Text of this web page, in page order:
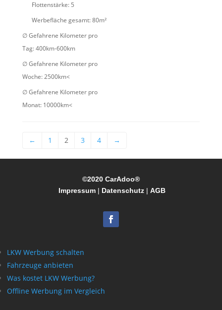
Flottenstärke: 5
Werbefläche gesamt:80m²
∅ Gefahrene Kilometer pro
Tag:400km-600km
∅ Gefahrene Kilometer pro
Woche:2500km<
∅ Gefahrene Kilometer pro
Monat: 10000km<
← 1 2 3 4 →
©2020 CarAdoo®
Impressum | Datenschutz | AGB
LKW Werbung schalten
Fahrzeuge anbieten
Was kostet LKW Werbung?
Offline Werbung im Vergleich